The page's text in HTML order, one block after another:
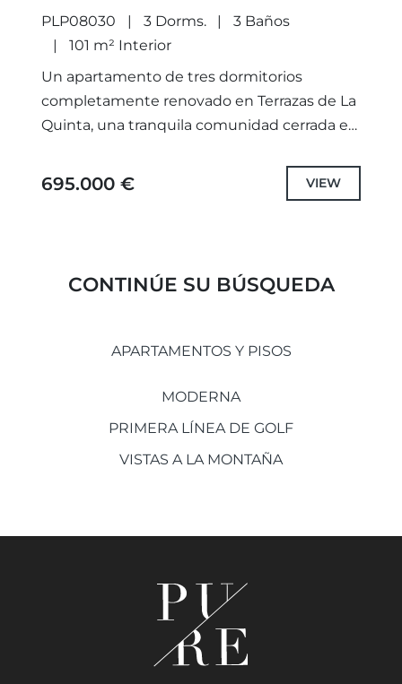
PLP08030 3 Dorms.
3 Baños
101 m² Interior
Un apartamento de tres dormitorios
completamente renovado en Terrazas de La
Quinta, una tranquila comunidad cerrada en
m² de superficie construida, incluyendo 83...
695.000 € VIEW
CONTINÚE SU BÚSQUEDA
APARTAMENTOS Y PISOS
MODERNA
PRIMERA LÍNEA DE GOLF
VISTAS A LA MONTAÑA